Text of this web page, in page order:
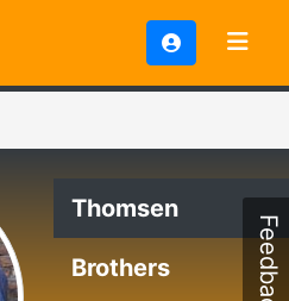
Thomsen
Brothers Feedback